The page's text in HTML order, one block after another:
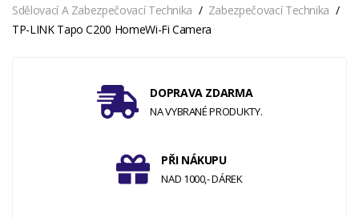
Sdělovací A Zabezpečovací Technika
Zabezpečovací Technika
TP-LINK Tapo C200 HomeWi-Fi Camera
DOPRAVA ZDARMA
NA VYBRANÉ PRODUKTY.
PŘI NÁKUPU
NAD 1000,- DÁREK